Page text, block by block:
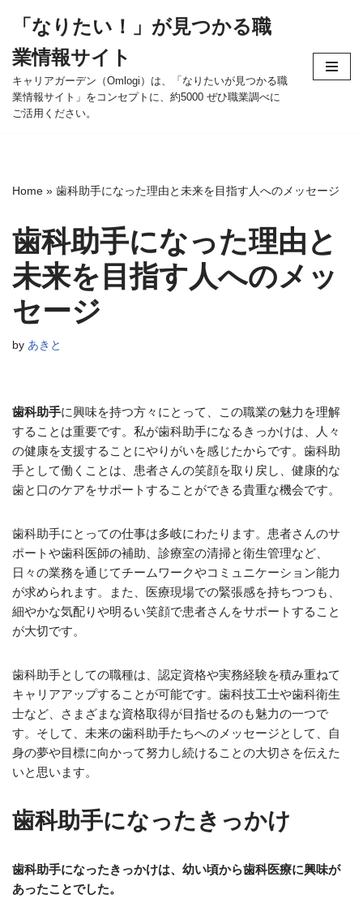
ン
テ
ン
ツ
ッ
「なりたい！」が見つかる職
業情報サイト
キャリアガーデン（Omlogi）は、「なりたいが見つかる職
業情報サイト」をコンセプトに、約5000 ぜひ職業調べに
ご活用ください。
Home » 歯科助手になった理由と未来を目指す人へのメッセージ
歯科助手になった理由と
未来を目指す人へのメッ
セージ
by あきと
歯科助手に興味を持つ方々にとって、この職業の魅力を理解
することは重要です。私が歯科助手になるきっかけは、人々
の健康を支援することにやりがいを感じたからです。歯科助
手として働くことは、患者さんの笑顔を取り戻し、健康的な
歯と口のケアをサポートすることができる貴重な機会です。
歯科助手にとっての仕事は多岐にわたります。患者さんのサ
ポートや歯科医師の補助、診療室の清掃と衛生管理など、
日々の業務を通じてチームワークやコミュニケーション能力
が求められます。また、医療現場での緊張感を持ちつつも、
細やかな気配りや明るい笑顔で患者さんをサポートすること
が大切です。
歯科助手としての職種は、認定資格や実務経験を積み重ねて
キャリアアップすることが可能です。歯科技工士や歯科衛生
士など、さまざまな資格取得が目指せるのも魅力の一つで
す。そして、未来の歯科助手たちへのメッセージとして、自
身の夢や目標に向かって努力し続けることの大切さを伝えた
いと思います。
歯科助手になったきっかけ
歯科助手になったきっかけは、幼い頃から歯科医療に興味が
あったことでした。